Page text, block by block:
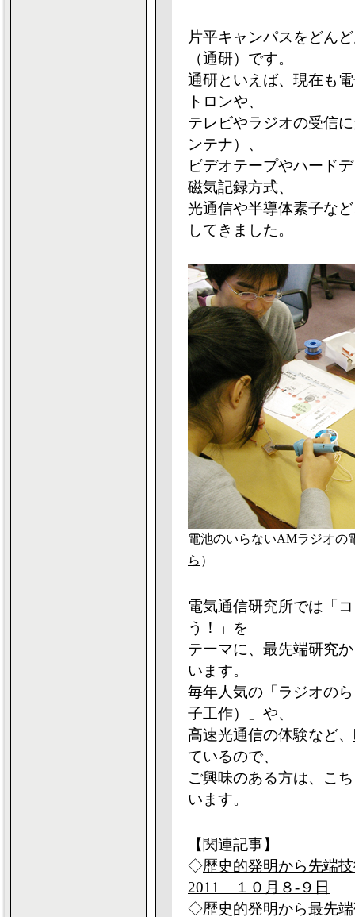
片平キャンパスをどん
（通研）です。
通研といえば、現在も
トロンや、
テレビやラジオの受信
ンテナ）、
ビデオテープやハード
磁気記録方式、
光通信や半導体素子な
してきました。
電池のいらないAMラジオの
ら ）
電気通信研究所では「
う！」を
テーマに、最先端研究
います。
毎年人気の「ラジオの
子工作）」や、
高速光通信の体験など、
ているので、
ご興味のある方は、こ
います。
【関連記事】
◇歴史的発明から先端
2011 １０月８-９日
◇歴史的発明から最先